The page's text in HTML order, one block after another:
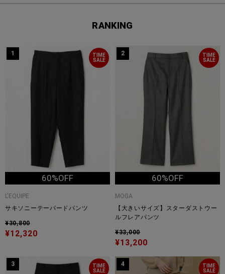
RANKING
TIME
SALE
1
60%OFF
L'EQUIPE
サキソニーテーパードパンツ
¥30,800
¥12,320
TIME
SALE
2
60%OFF
MOGA
【大きいサイズ】スターダストウー
ルフレアパンツ
¥33,000
¥13,200
TIME
SALE
3
TIME
SALE
4